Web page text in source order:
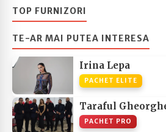
TOP FURNIZORI
TE-AR MAI PUTEA INTERESA
Irina Lepa
PACHET ELITE
Taraful
PACHET PRO